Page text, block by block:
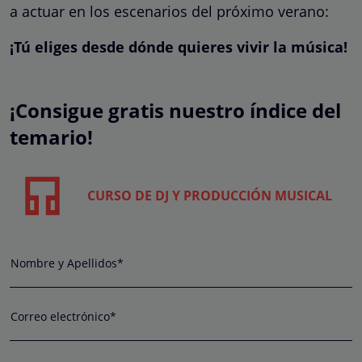
a actuar en los escenarios del próximo verano:
¡Tú eliges desde dónde quieres vivir la música!
¡Consigue gratis nuestro índice del
temario!
CURSO DE DJ Y PRODUCCIÓN MUSICAL
Nombre y Apellidos*
Correo electrónico*